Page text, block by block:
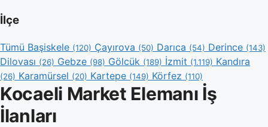
İlçe
Tümü Başiskele (120) Çayırova (50) Darıca (54) Derince (143)
Dilovası (26) Gebze (98) Gölcük (189) İzmit (1.119) Kandıra
(26) Karamürsel (20) Kartepe (149) Körfez (110)
Kocaeli Market Elemanı İş
İlanları